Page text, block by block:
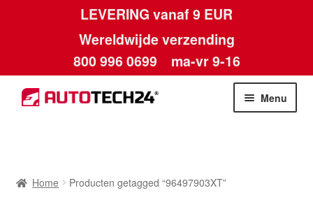
LEVERING vanaf 9 EUR
Wereldwijde verzending
800 996 0699 ma-vr 9-16
Ga
door
Ga
naar
Menu
Home Producten getagged “96497903XT”